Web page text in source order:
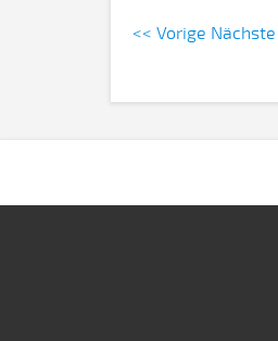
<< Vorige Nächste